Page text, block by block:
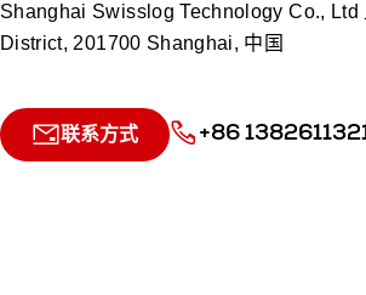
Shanghai Swisslog Technology Co.,
District, 201700 Shanghai, 中国
联系方式 +86